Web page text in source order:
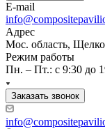
E-mail
Адрес
Мос. область,
Режим работы
Пн. – Пт.: с 9:30 до
Заказать звонок